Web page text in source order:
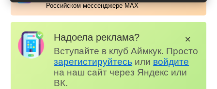
Российском мессенджере MAX
Надоела реклама?
Вступайте в клуб Аймкук. Просто
зарегистируйтесь или войдите
на наш сайт через Яндекс или
ВК.
✕